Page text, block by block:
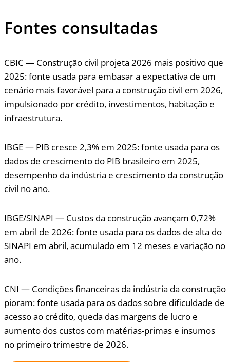
Fontes consultadas
CBIC — Construção civil projeta 2026 mais positivo que
2025: fonte usada para embasar a expectativa de um
cenário mais favorável para a construção civil em 2026,
impulsionado por crédito, investimentos, habitação e
infraestrutura.
IBGE — PIB cresce 2,3% em 2025: fonte usada para os
dados de crescimento do PIB brasileiro em 2025,
desempenho da indústria e crescimento da construção
civil no ano.
IBGE/SINAPI — Custos da construção avançam 0,72%
em abril de 2026: fonte usada para os dados de alta do
SINAPI em abril, acumulado em 12 meses e variação no
ano.
CNI — Condições financeiras da indústria da construção
pioram: fonte usada para os dados sobre dificuldade de
acesso ao crédito, queda das margens de lucro e
aumento dos custos com matérias-primas e insumos
no primeiro trimestre de 2026.